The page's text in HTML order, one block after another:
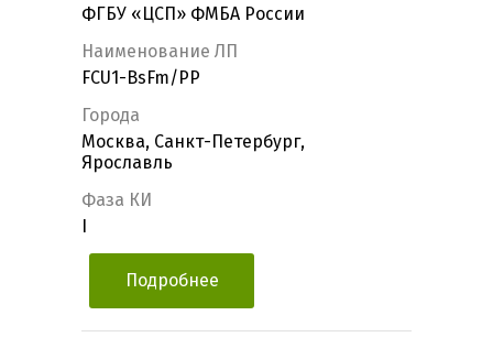
ФГБУ «ЦСП» ФМБА России
Наименование ЛП
FCU1-BsFm/PP
Города
Москва, Санкт-Петербург,
Ярославль
Фаза КИ
Подробнее